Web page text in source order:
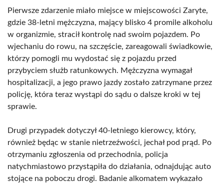
Pierwsze zdarzenie miało miejsce w miejscowości Zaryte,
gdzie 38-letni mężczyzna, mający blisko 4 promile alkoholu
w organizmie, stracił kontrolę nad swoim pojazdem. Po
wjechaniu do rowu, na szczęście, zareagowali świadkowie,
którzy pomogli mu wydostać się z pojazdu przed
przybyciem służb ratunkowych. Mężczyzna wymagał
hospitalizacji, a jego prawo jazdy zostało zatrzymane przez
policję, która teraz wystąpi do sądu o dalsze kroki w tej
sprawie.
Drugi przypadek dotyczył 40-letniego kierowcy, który,
również będąc w stanie nietrzeźwości, jechał pod prąd. Po
otrzymaniu zgłoszenia od przechodnia, policja
natychmiastowo przystąpiła do działania, odnajdując auto
stojące na poboczu drogi. Badanie alkomatem wykazało